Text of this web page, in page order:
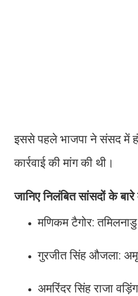
इससे पहले भाजपा ने संसद में
कार्रवाई की मांग की थी।
जानिए निलंबित सांसदों के बारे
मणिकम टैगोर:
गुरजीत सिंह औजला:
अमरिंदर सिंह राजा